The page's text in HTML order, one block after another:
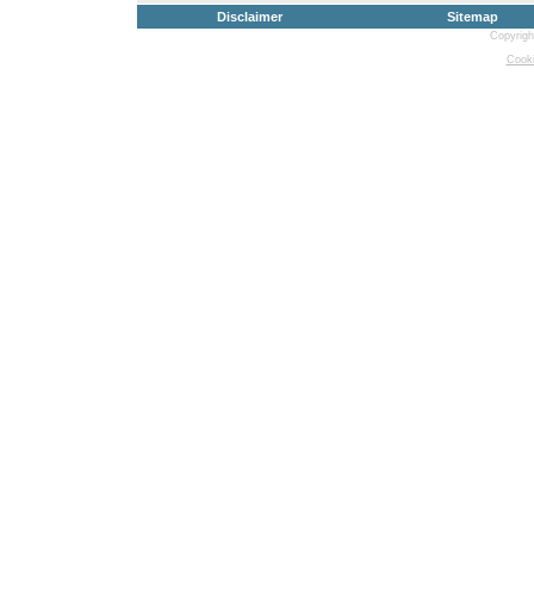
Disclaimer Sitemap